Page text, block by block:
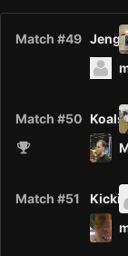
Match #49 Jengo
Match #50
Match #51 Kicki